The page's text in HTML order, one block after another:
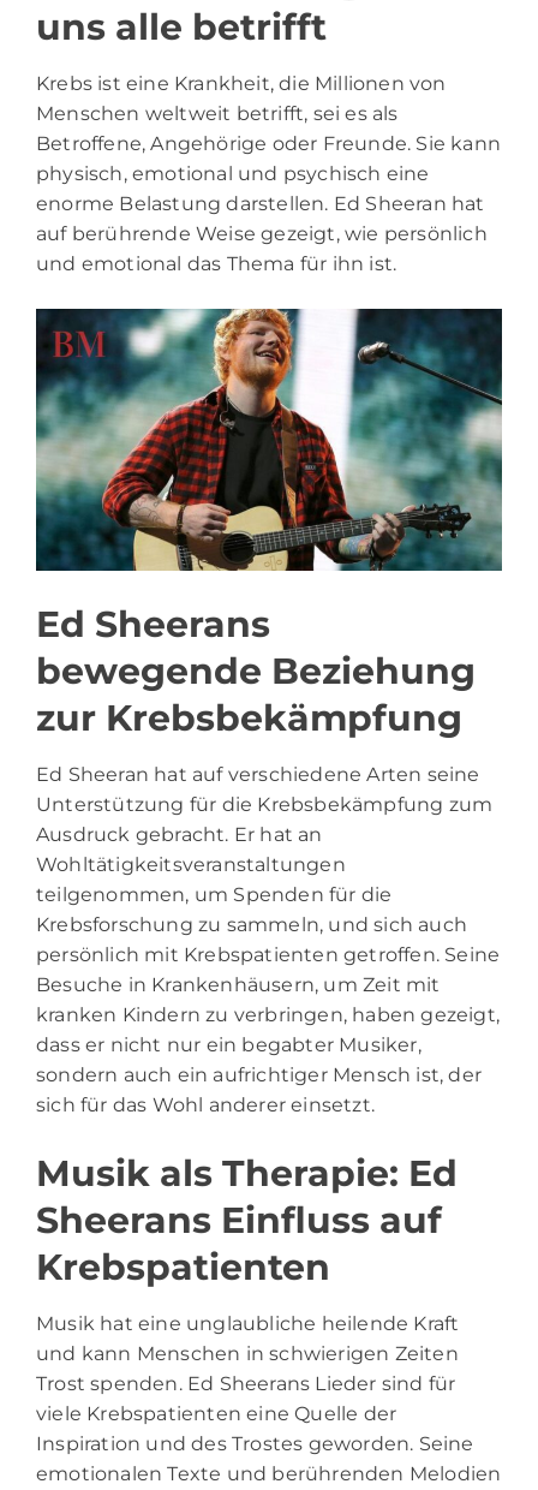
uns alle betrifft
Krebs ist eine Krankheit, die Millionen von
Menschen weltweit betrifft, sei es als
Betroffene, Angehörige oder Freunde. Sie kann
physisch, emotional und psychisch eine
enorme Belastung darstellen. Ed Sheeran hat
auf berührende Weise gezeigt, wie persönlich
und emotional das Thema für ihn ist.
Ed Sheerans
bewegende Beziehung
zur Krebsbekämpfung
Ed Sheeran hat auf verschiedene Arten seine
Unterstützung für die Krebsbekämpfung zum
Ausdruck gebracht. Er hat an
Wohltätigkeitsveranstaltungen
teilgenommen, um Spenden für die
Krebsforschung zu sammeln, und sich auch
persönlich mit Krebspatienten getroffen. Seine
Besuche in Krankenhäusern, um Zeit mit
kranken Kindern zu verbringen, haben gezeigt,
dass er nicht nur ein begabter Musiker,
sondern auch ein aufrichtiger Mensch ist, der
sich für das Wohl anderer einsetzt.
Musik als Therapie: Ed
Sheerans Einfluss auf
Krebspatienten
Musik hat eine unglaubliche heilende Kraft
und kann Menschen in schwierigen Zeiten
Trost spenden. Ed Sheerans Lieder sind für
viele Krebspatienten eine Quelle der
Inspiration und des Trostes geworden. Seine
emotionalen Texte und berührenden Melodien